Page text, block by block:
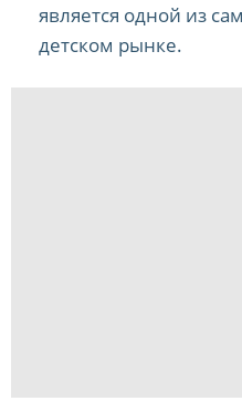
является одной из
детском рынке.